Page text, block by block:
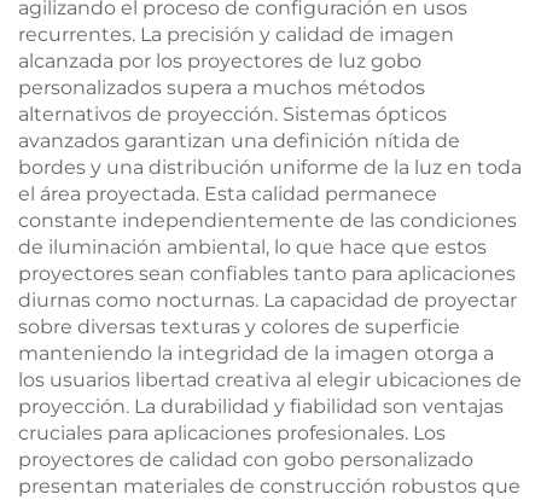
agilizando el proceso de configuración en usos
recurrentes. La precisión y calidad de imagen
alcanzada por los proyectores de luz gobo
personalizados supera a muchos métodos
alternativos de proyección. Sistemas ópticos
avanzados garantizan una definición nítida de
bordes y una distribución uniforme de la luz en toda
el área proyectada. Esta calidad permanece
constante independientemente de las condiciones
de iluminación ambiental, lo que hace que estos
proyectores sean confiables tanto para aplicaciones
diurnas como nocturnas. La capacidad de proyectar
sobre diversas texturas y colores de superficie
manteniendo la integridad de la imagen otorga a
los usuarios libertad creativa al elegir ubicaciones de
proyección. La durabilidad y fiabilidad son ventajas
cruciales para aplicaciones profesionales. Los
proyectores de calidad con gobo personalizado
presentan materiales de construcción robustos que